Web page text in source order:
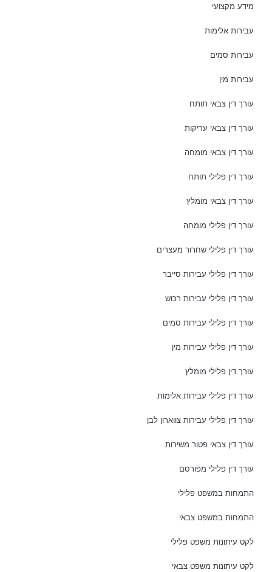
מידע מקצועי
עבירות אלימות
עבירות סמים
עבירות מין
עורך דין צבאי תותח
עורך דין צבאי עריקות
עורך דין צבאי מומחה
עורך דין פלילי תותח
עורך דין צבאי מומלץ
עורך דין פלילי מומחה
עורך דין פלילי שחרור מעצרים
עורך דין פלילי עבירות סייבר
עורך דין פלילי עבירות רכוש
עורך דין פלילי עבירות סמים
עורך דין פלילי עבירות מין
עורך דין פלילי מומלץ
עורך דין פלילי עבירות אלימות
עורך דין פלילי עבירות צווארון לבן
עורך דין צבאי פטור משירות
עורך דין פלילי מפורסם
התמחות במשפט פלילי
התמחות במשפט צבאי
לקט עיתונות משפט פלילי
לקט עיתונות משפט צבאי